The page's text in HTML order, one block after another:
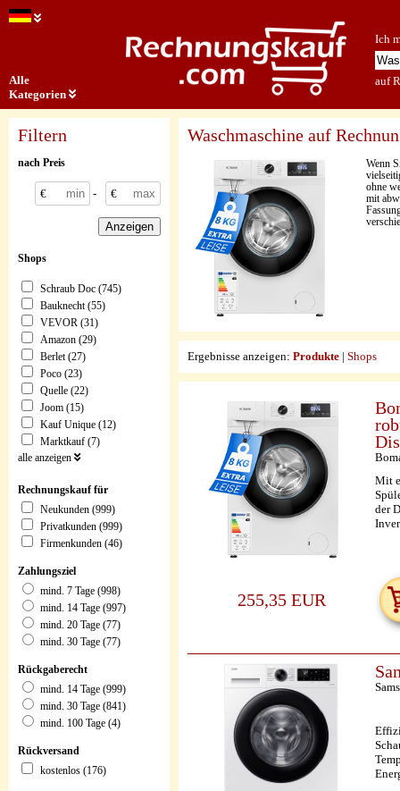
Alle
Kategorien
Ich
auf
Filtern
nach Preis
€ - €
Shops
Schraub Doc (745)
Bauknecht (55)
VEVOR (31)
Amazon (29)
Berlet (27)
Poco (23)
Quelle (22)
Joom (15)
Kauf Unique (12)
Marktkauf (7)
alle anzeigen
Rechnungskauf für
Neukunden (999)
Privatkunden (999)
Firmenkunden (46)
Zahlungsziel
mind. 7 Tage (998)
mind. 14 Tage (997)
mind. 20 Tage (77)
mind. 30 Tage (77)
Rückgaberecht
mind. 14 Tage (999)
mind. 30 Tage (841)
mind. 100 Tage (4)
Rückversand
kostenlos (176)
Waschmaschine auf
Wenn
ohne
mit
Ergebnisse anzeigen: Produkte | Shops
255,35 EUR
Mit
der